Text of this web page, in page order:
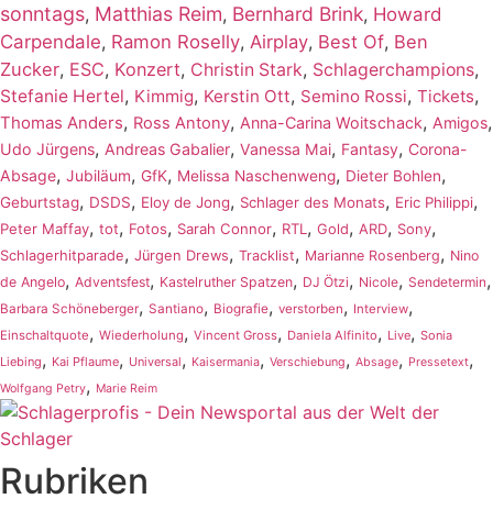
sonntags, Matthias Reim, Bernhard Brink, Howard
Carpendale, Ramon Roselly, Airplay, Best Of, Ben
Zucker, ESC, Konzert, Christin Stark, Schlagerchampions,
Stefanie Hertel, Kimmig, Kerstin Ott, Semino Rossi, Tickets,
Thomas Anders, Ross Antony, Anna-Carina Woitschack, Amigos,
Udo Jürgens, Andreas Gabalier, Vanessa Mai, Fantasy, Corona-
Absage, Jubiläum, GfK, Melissa Naschenweng, Dieter Bohlen,
Geburtstag, DSDS, Eloy de Jong, Schlager des Monats, Eric Philippi,
Peter Maffay, tot, Fotos, Sarah Connor, RTL , Gold, ARD, Sony,
Schlagerhitparade, Jürgen Drews, Tracklist, Marianne Rosenberg, Nino
de Angelo, Adventsfest, Kastelruther Spatzen, DJ Ötzi, Nicole, Sendetermin,
Barbara Schöneberger, Santiano, Biografie, verstorben, Interview,
Einschaltquote, Wiederholung, Vincent Gross, Daniela Alfinito, Live, Sonia
Liebing, Kai Pflaume, Universal, Kaisermania, Verschiebung, Absage, Pressetext,
Wolfgang Petry, Marie Reim
Rubriken